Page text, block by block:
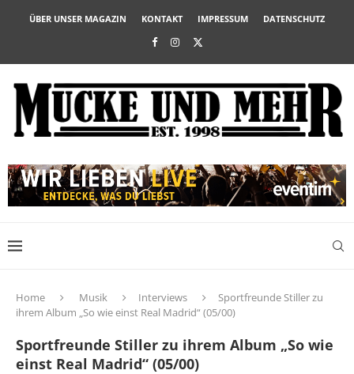
ÜBER UNSER MAGAZIN KONTAKT IMPRESSUM DATENSCHUTZ
Home Musik Interviews
Sportfreunde Stiller zu
ihrem Album „So wie einst Real Madrid“ (05/00)
Sportfreunde Stiller zu ihrem Album „So wie
einst Real Madrid“ (05/00)